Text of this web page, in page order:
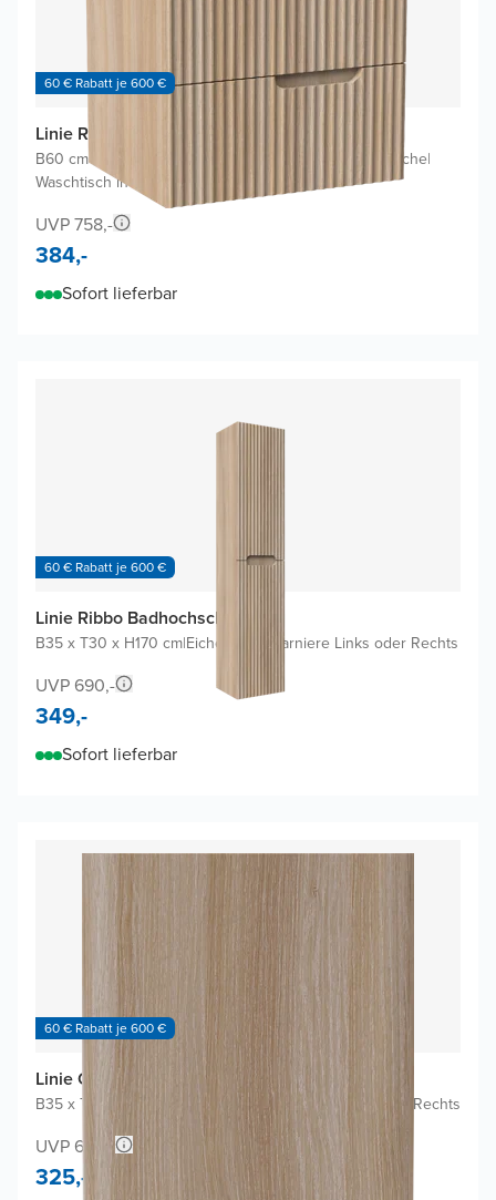
60 € Rabatt je 600 €
Linie Ribbo Badmöbel Set mit Baro Waschtisch
B60 cm x T46 cm Waschbeckenunterschrank Helle Eiche|
Waschtisch in Weiß
UVP 758,-
384,-
Sofort lieferbar
60 € Rabatt je 600 €
Linie Ribbo Badhochschrank
B35 x T30 x H170 cm|Eiche hell Scharniere Links oder Rechts
UVP 690,-
349,-
Sofort lieferbar
60 € Rabatt je 600 €
Linie Curvo Badhochschrank
B35 x T30 x H170 cm Eiche Hell Scharniere Links oder Rechts
UVP 650,-
325,-